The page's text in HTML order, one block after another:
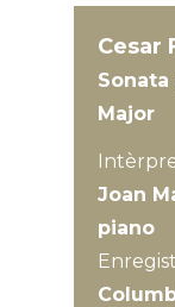
Cesar
Major
Joan
piano